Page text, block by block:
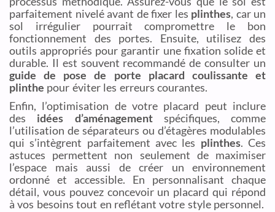
parfaitement nivelé avant de fixer les plinthes, car un
sol irrégulier pourrait compromettre le bon
fonctionnement des portes. Ensuite, utilisez des
outils appropriés pour garantir une fixation solide et
durable. Il est souvent recommandé de consulter un
guide de pose de porte placard coulissante et
plinthe pour éviter les erreurs courantes.
Enfin, l’optimisation de votre placard peut inclure
des idées d’aménagementspécifiques, comme
l’utilisation de séparateurs ou d’étagères modulables
qui s’intègrent parfaitement avec les plinthes. Ces
astuces permettent non seulement de maximiser
l’espace mais aussi de créer un environnement
ordonné et accessible. En personnalisant chaque
détail, vous pouvez concevoir un placard qui répond
à vos besoins tout en reflétant votre style personnel.